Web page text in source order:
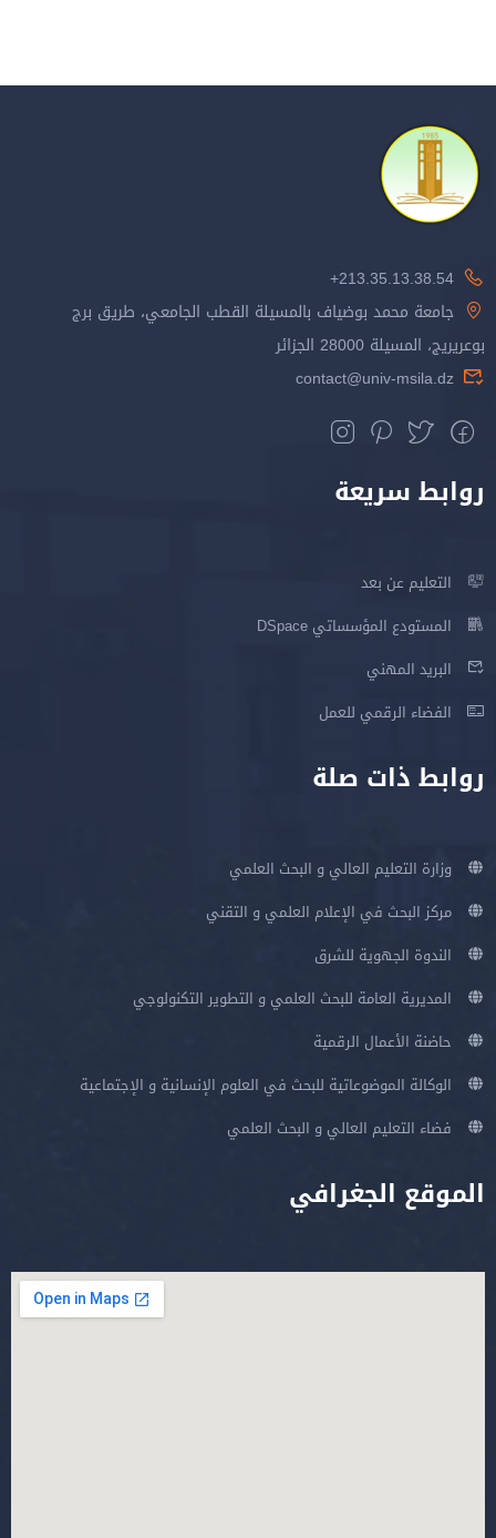
213.35.13.38.54+
جامعة محمد بوضياف بالمسيلة القطب الجامعي، طريق برج
بوعريريج، المسيلة 28000 الجزائر
contact@univ-msila.dz
روابط سريعة
التعليم عن بعد
المستودع المؤسساتي DSpace
البريد المهني
الفضاء الرقمي للعمل
روابط ذات صلة
وزارة التعليم العالي و البحث العلمي
مركز البحث في الإعلام العلمي و التقني
الندوة الجهوية للشرق
المديرية العامة للبحث العلمي و التطوير التكنولوجي
حاضنة الأعمال الرقمية
الوكالة الموضوعاتية للبحث في العلوم الإنسانية و الإجتماعية
فضاء التعليم العالي و البحث العلمي
الموقع الجغرافي